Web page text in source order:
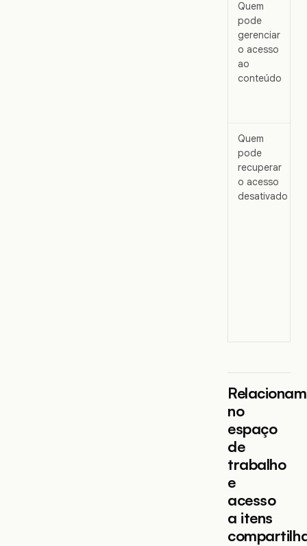
Quem
pode
gerenciar
o acesso
ao
conteúdo
Quem
pode
recuperar
o acesso
desativado
no
espaço
de
trabalho
e
acesso
a itens